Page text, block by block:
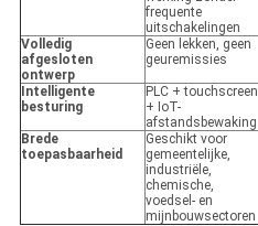
frequente
uitschakelingen
Volledig
afgesloten
ontwerp
Geen lekken, geen
geuremissies
Intelligente
besturing
PLC + touchscreen
+ IoT-
afstandsbewaking
Brede
toepasbaarheid
Geschikt voor
gemeentelijke,
industriële,
chemische,
voedsel- en
mijnbouwsectoren